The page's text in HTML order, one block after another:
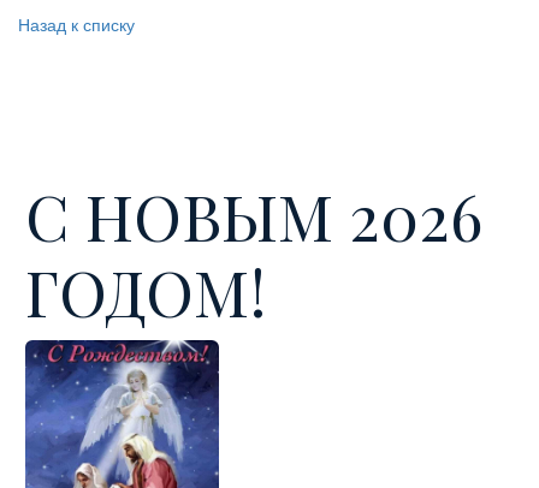
Назад к списку
С НОВЫМ 2026
ГОДОМ!